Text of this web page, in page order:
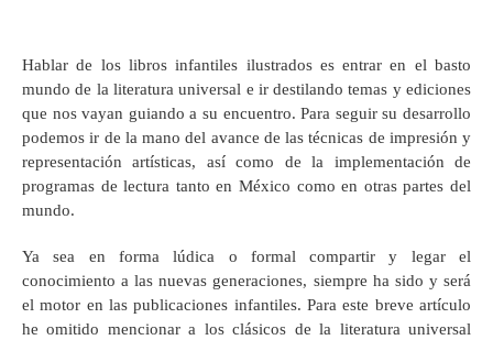
Hablar de los libros infantiles ilustrados es entrar en el basto
mundo de la literatura universal e ir destilando temas y ediciones
que nos vayan guiando a su encuentro. Para seguir su desarrollo
podemos ir de la mano del avance de las técnicas de impresión y
representación artísticas, así como de la implementación de
programas de lectura tanto en México como en otras partes del
mundo.
Ya sea en forma lúdica o formal compartir y legar el
conocimiento a las nuevas generaciones, siempre ha sido y será
el motor en las publicaciones infantiles. Para este breve artículo
he omitido mencionar a los clásicos de la literatura universal